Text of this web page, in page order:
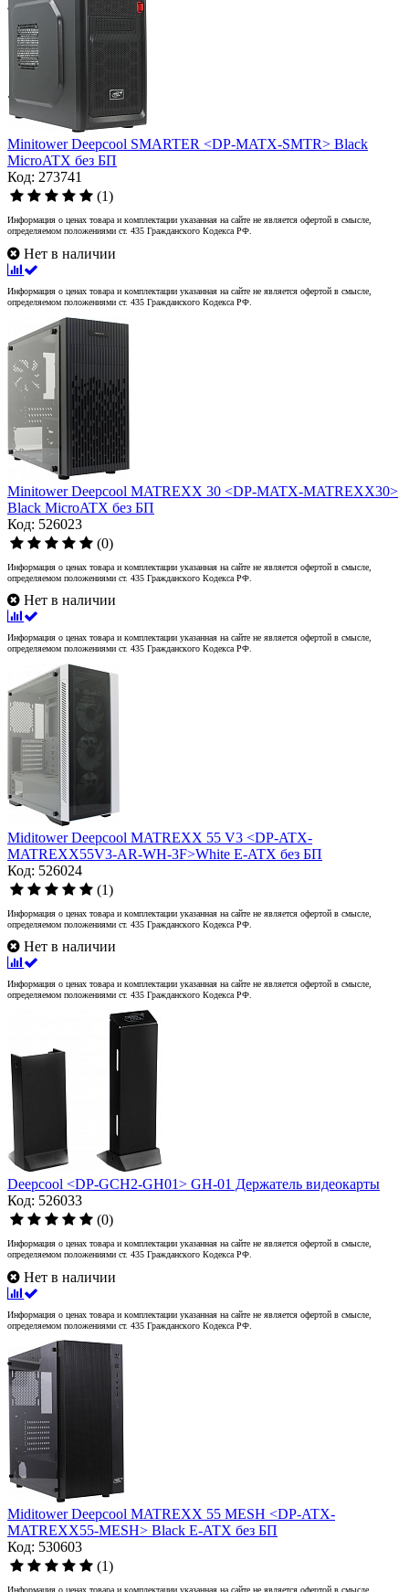
Minitower Deepcool SMARTER <DP-MATX-SMTR> Black
MicroATX без БП
Код: 273741
(1)
Информация о ценах товара и комплектации указанная на сайте не является офертой в смысле,
определяемом положениями ст. 435 Гражданского Кодекса РФ.
Нет в наличии
Информация о ценах товара и комплектации указанная на сайте не является офертой в смысле,
определяемом положениями ст. 435 Гражданского Кодекса РФ.
Minitower Deepcool MATREXX 30 <DP-MATX-MATREXX30>
Black MicroATX без БП
Код: 526023
(0)
Информация о ценах товара и комплектации указанная на сайте не является офертой в смысле,
определяемом положениями ст. 435 Гражданского Кодекса РФ.
Нет в наличии
Информация о ценах товара и комплектации указанная на сайте не является офертой в смысле,
определяемом положениями ст. 435 Гражданского Кодекса РФ.
Miditower Deepcool MATREXX 55 V3 <DP-ATX-
MATREXX55V3-AR-WH-3F>White E-ATX без БП
Код: 526024
(1)
Информация о ценах товара и комплектации указанная на сайте не является офертой в смысле,
определяемом положениями ст. 435 Гражданского Кодекса РФ.
Нет в наличии
Информация о ценах товара и комплектации указанная на сайте не является офертой в смысле,
определяемом положениями ст. 435 Гражданского Кодекса РФ.
Deepcool <DP-GCH2-GH01> GH-01 Держатель видеокарты
Код: 526033
(0)
Информация о ценах товара и комплектации указанная на сайте не является офертой в смысле,
определяемом положениями ст. 435 Гражданского Кодекса РФ.
Нет в наличии
Информация о ценах товара и комплектации указанная на сайте не является офертой в смысле,
определяемом положениями ст. 435 Гражданского Кодекса РФ.
Miditower Deepcool MATREXX 55 MESH <DP-ATX-
MATREXX55-MESH> Black E-ATX без БП
Код: 530603
(1)
Информация о ценах товара и комплектации указанная на сайте не является офертой в смысле,